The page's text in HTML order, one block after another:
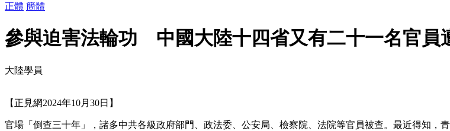
正體 簡體
參與迫害法輪功 中國大陸十四省又有二十一名官員
大陸學員
【正見網2024年10月30日】
官場「倒查三十年」，諸多中共各級政府部門、政法委、公安局、檢察院、法院等官員被查。最近得知，